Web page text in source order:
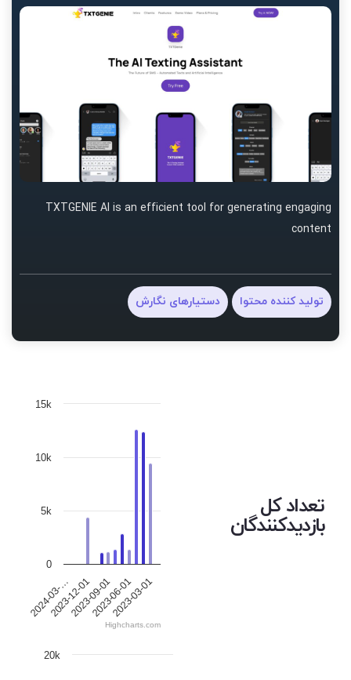
TXTGENIE AI is an efficient tool for generating engaging
content
تولید کننده محتوا دستیارهای نگارش
تعداد کل
بازدیدکنندگان
2024-03-…
2023-12-012023-09-012023-06-01
2023-03-01
0
5k
10k
15k
Highcharts.com
20k